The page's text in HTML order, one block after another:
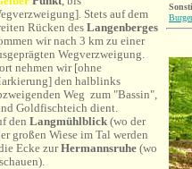
Stets auf dem
Rücken des Langenberges
wir nach 3 km zu einer
Wegverzweigung.
nehmen wir [ohne
den halblinks
Weg zum "Bassin",
Goldfischteich dient.
den Langmühlblick (wo der
großen Wiese im Tal werden
Ecke zurHermannsruhe (wo